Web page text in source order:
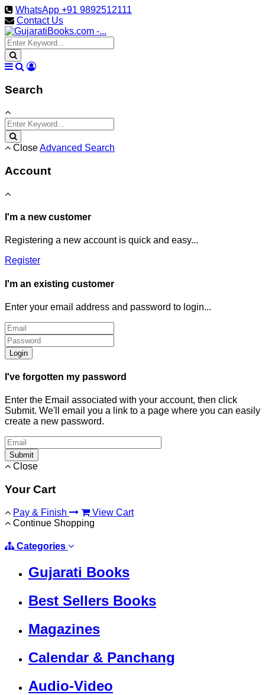
WhatsApp +91 9892512111
Contact Us
Search
CloseAdvanced Search
Account
I'm a new customer
Registering a new account is quick and easy...
Register
I'm an existing customer
Enter your email address and password to login...
Login
I've forgotten my password
Enter the Email associated with your account, then click
Submit. We'll email you a link to a page where you can easily
create a new password.
Submit
Close
Your Cart
Pay & Finish
View Cart
Continue Shopping
Categories
Gujarati Books
Best Sellers Books
Magazines
Calendar & Panchang
Audio-Video